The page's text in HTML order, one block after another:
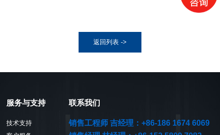
返回列表 ->
服务与支持
技术支持
联系我们
销售工程师 吉经理：+86-186 1674 6069